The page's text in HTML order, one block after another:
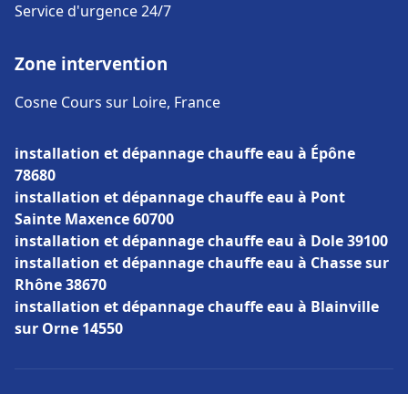
Service d'urgence 24/7
Zone intervention
Cosne Cours sur Loire, France
installation et dépannage chauffe eau à Épône
78680
installation et dépannage chauffe eau à Pont
Sainte Maxence 60700
installation et dépannage chauffe eau à Dole 39100
installation et dépannage chauffe eau à Chasse sur
Rhône 38670
installation et dépannage chauffe eau à Blainville
sur Orne 14550